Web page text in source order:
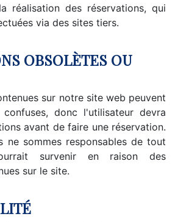
réalisation des réservations, qui
via des sites tiers.
OBSOLÈTES OU
sur notre site web peuvent
donc l'utilisateur devra
avant de faire une réservation.
ne sommes responsables de tout
survenir en raison des
sur le site.